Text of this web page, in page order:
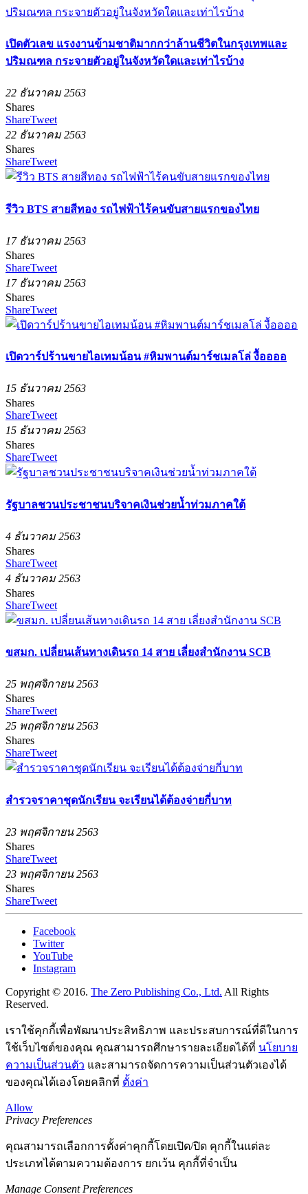
เปิดตัวเลข แรงงานข้ามชาติมากกว่าล้านชีวิตในกรุงเทพและ
ปริมณฑล กระจายตัวอยู่ในจังหวัดใดและเท่าไรบ้าง
22 ธันวาคม 2563
Shares
ShareTweet
22 ธันวาคม 2563
Shares
ShareTweet
รีวิว BTS สายสีทอง รถไฟฟ้าไร้คนขับสายแรกของไทย
17 ธันวาคม 2563
Shares
ShareTweet
17 ธันวาคม 2563
Shares
ShareTweet
เปิดวาร์ปร้านขายไอเทมน้อน #หิมพานต์มาร์ชเมลโล่ งื้ออออ
15 ธันวาคม 2563
Shares
ShareTweet
15 ธันวาคม 2563
Shares
ShareTweet
รัฐบาลชวนประชาชนบริจาคเงินช่วยน้ำท่วมภาคใต้
4 ธันวาคม 2563
Shares
ShareTweet
4 ธันวาคม 2563
Shares
ShareTweet
ขสมก. เปลี่ยนเส้นทางเดินรถ 14 สาย เลี่ยงสำนักงาน SCB
25 พฤศจิกายน 2563
Shares
ShareTweet
25 พฤศจิกายน 2563
Shares
ShareTweet
สำรวจราคาชุดนักเรียน จะเรียนได้ต้องจ่ายกี่บาท
23 พฤศจิกายน 2563
Shares
ShareTweet
23 พฤศจิกายน 2563
Shares
ShareTweet
Facebook
Twitter
YouTube
Instagram
Copyright © 2016. The Zero Publishing Co., Ltd. All Rights
Reserved.
เราใช้คุกกี้เพื่อพัฒนาประสิทธิภาพ และประสบการณ์ที่ดีในการ
ใช้เว็บไซต์ของคุณ คุณสามารถศึกษารายละเอียดได้ที่ นโยบาย
ความเป็นส่วนตัว และสามารถจัดการความเป็นส่วนตัวเองได้
ของคุณได้เองโดยคลิกที่ ตั้งค่า
Allow
Privacy Preferences
คุณสามารถเลือกการตั้งค่าคุกกี้โดยเปิด/ปิด คุกกี้ในแต่ละ
ประเภทได้ตามความต้องการ ยกเว้น คุกกี้ที่จำเป็น
Manage Consent Preferences